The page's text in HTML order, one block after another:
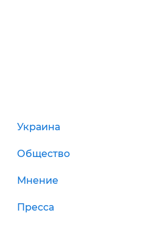
Украина
Общество
Мнение
Пресса